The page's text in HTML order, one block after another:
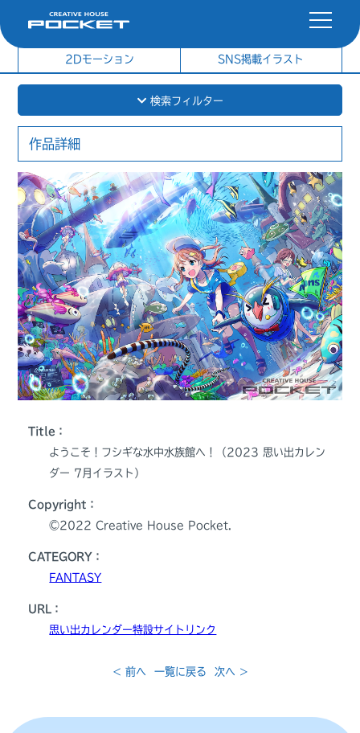
社内制作イラスト
2Dモーション SNS掲載イラスト
検索フィルター
作品詳細
Title：
ようこそ！フシギな水中水族館へ！（2023 思い出カレン
ダー 7月イラスト）
Copyright：
©️2022 Creative House Pocket.
CATEGORY：
FANTASY
URL：
思い出カレンダー特設サイトリンク
< 前へ 一覧に戻る 次へ >